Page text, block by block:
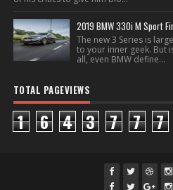
2019 BMW 330i M Sport
The new 3 Series is
to your inner geek. But
all, even BMW define...
TOTAL PAGEVIEWS
1 6 4 3 7 7 7